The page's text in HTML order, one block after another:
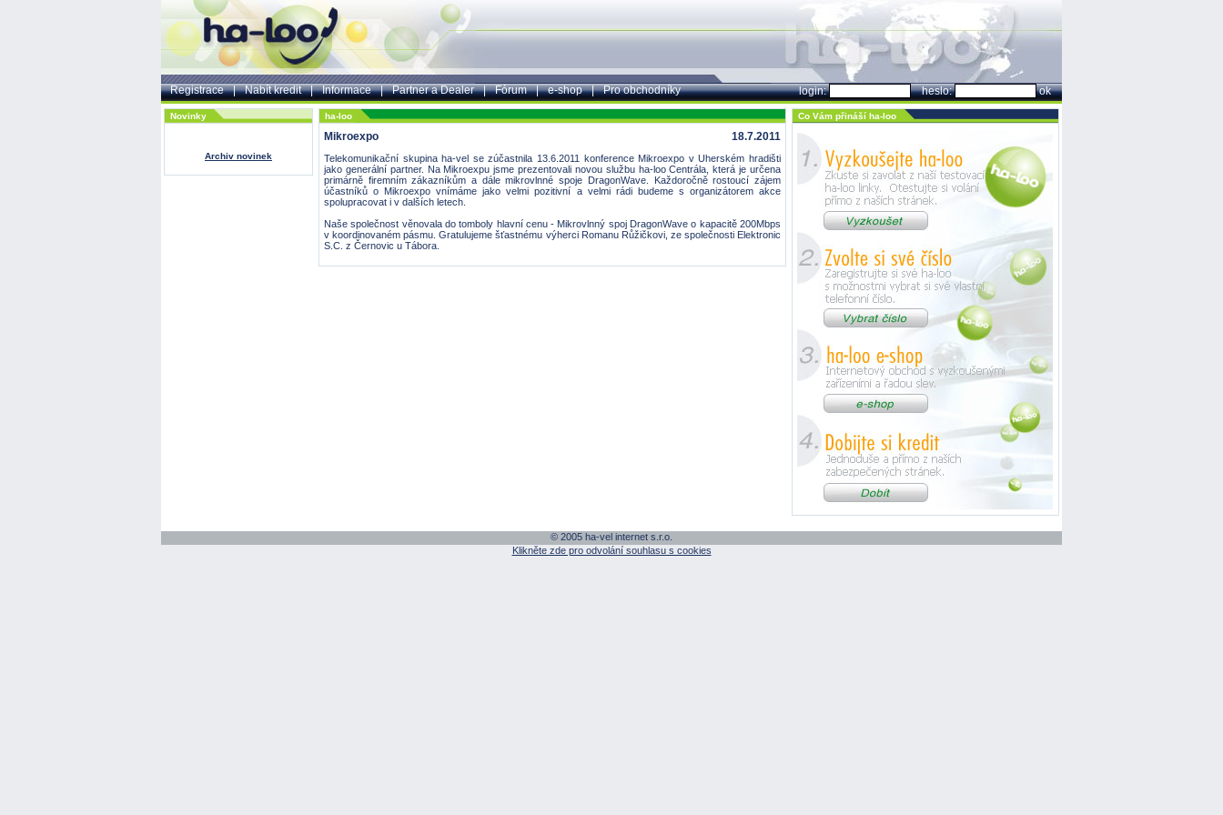
Registrace | Nabít kredit | Informace | Partner a Dealer | Fórum | e-shop | Pro obchodníky login: heslo: ok
Novinky
Archiv novinek
ha-loo
Mikroexpo 18.7.2011
Telekomunikační skupina ha-vel se zúčastnila 13.6.2011 konference Mikroexpo v Uherském hradišti
jako generální partner. Na Mikroexpu jsme prezentovali novou službu ha-loo Centrála, která je určena
primárně firemním zákazníkům a dále mikrovlnné spoje DragonWave. Každoročně rostoucí zájem
účastníků o Mikroexpo vnímáme jako velmi pozitivní a velmi rádi budeme s organizátorem akce
spolupracovat i v dalších letech.
Naše společnost věnovala do tomboly hlavní cenu - Mikrovlnný spoj DragonWave o kapacitě 200Mbps
v koordinovaném pásmu. Gratulujeme šťastnému výherci Romanu Růžičkovi, ze společnosti Elektronic
S.C. z Černovic u Tábora.
Co Vám přináší ha-loo
© 2005 ha-vel internet s.r.o.
Klikněte zde pro odvolání souhlasu s cookies